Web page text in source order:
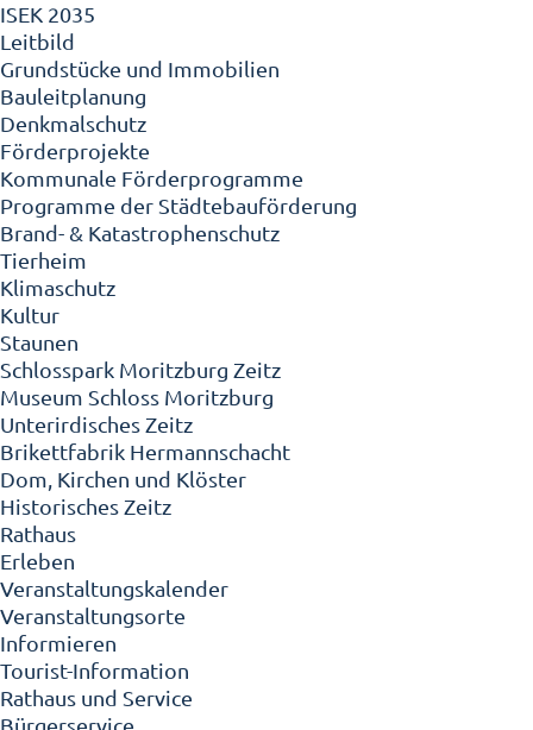
ISEK 2035
Leitbild
Grundstücke und Immobilien
Bauleitplanung
Denkmalschutz
Förderprojekte
Kommunale Förderprogramme
Programme der Städtebauförderung
Brand- & Katastrophenschutz
Tierheim
Klimaschutz
Kultur
Staunen
Schlosspark Moritzburg Zeitz
Museum Schloss Moritzburg
Unterirdisches Zeitz
Brikettfabrik Hermannschacht
Dom, Kirchen und Klöster
Historisches Zeitz
Rathaus
Erleben
Veranstaltungskalender
Veranstaltungsorte
Informieren
Tourist-Information
Rathaus und Service
Bürgerservice